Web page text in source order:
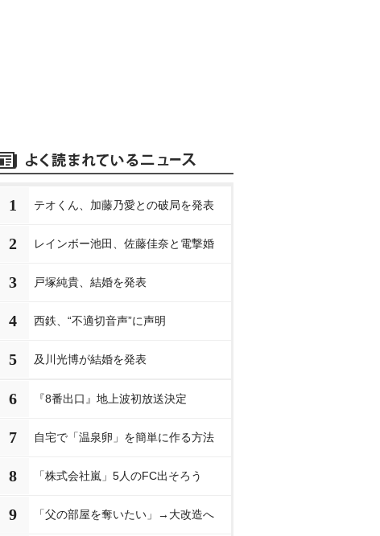
1 テオくん、加藤乃愛との破局を発表
2 レインボー池田、佐藤佳奈と電撃婚
3 戸塚純貴、結婚を発表
4 西鉄、“不適切音声”に声明
5 及川光博が結婚を発表
6 『8番出口』地上波初放送決定
7 自宅で「温泉卵」を簡単に作る方法
8 「株式会社嵐」5人のFC出そろう
9 「父の部屋を奪いたい」→大改造へ